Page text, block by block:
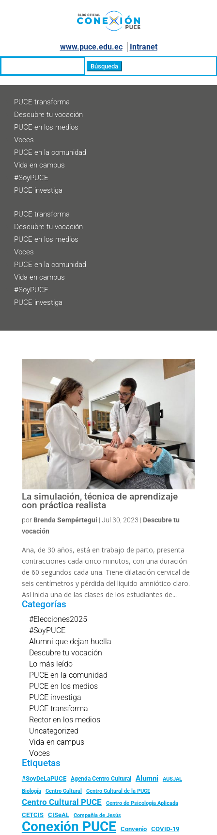
www.puce.edu.ec│ Intranet
PUCE transforma
Descubre tu vocación
PUCE en los medios
Voces
PUCE en la comunidad
Vida en campus
#SoyPUCE
PUCE investiga
PUCE transforma
Descubre tu vocación
PUCE en los medios
Voces
PUCE en la comunidad
Vida en campus
#SoyPUCE
PUCE investiga
La simulación, técnica de aprendizaje
con práctica realista
por Brenda Sempértegui | Jul 30, 2023 | Descubre tu
vocación
Ana, de 30 años, está en trabajo de parto, presenta
contracciones cada cinco minutos, con una duración
de 60 segundos cada una. Tiene dilatación cervical de
seis centímetros y pérdida del líquido amniótico claro.
Así inicia una de las clases de los estudiantes de...
Categorías
#Elecciones2025
#SoyPUCE
Alumni que dejan huella
Descubre tu vocación
Lo más leído
PUCE en la comunidad
PUCE en los medios
PUCE investiga
PUCE transforma
Rector en los medios
Uncategorized
Vida en campus
Voces
Etiquetas
#SoyDeLaPUCE Agenda Centro Cultural Alumni
AUSJAL
Biología
Centro Cultural Centro Cultural de la PUCE
Centro Cultural PUCE Centro de Psicología Aplicada
CETCIS CISeAL Compañía de Jesús
Conexión PUCE Convenio
COVID-19